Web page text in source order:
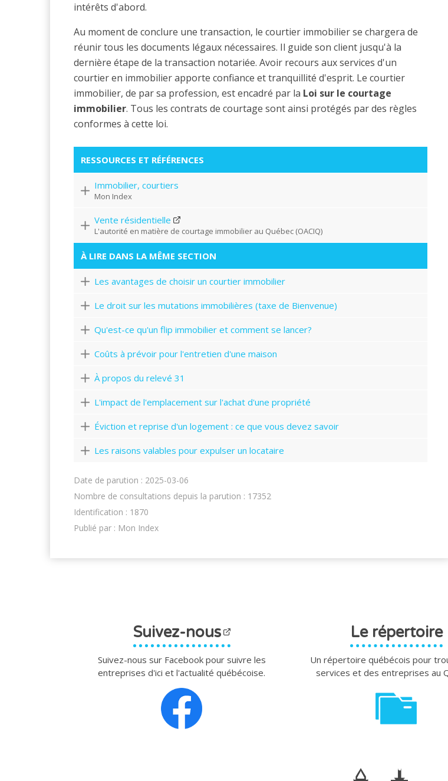
intérêts d'abord.
Au moment de conclure une transaction, le courtier immobilier se chargera de
réunir tous les documents légaux nécessaires. Il guide son client jusqu'à la
dernière étape de la transaction notariée. Avoir recours aux services d'un
courtier en immobilier apporte confiance et tranquillité d'esprit. Le courtier
immobilier, de par sa profession, est encadré par la Loi sur le courtage
immobilier. Tous les contrats de courtage sont ainsi protégés par des règles
conformes à cette loi.
RESSOURCES ET RÉFÉRENCES
Immobilier, courtiers
Mon Index
Vente résidentielle
L'autorité en matière de courtage immobilier au Québec (OACIQ)
À LIRE DANS LA MÊME SECTION
Les avantages de choisir un courtier immobilier
Le droit sur les mutations immobilières (taxe de Bienvenue)
Qu'est-ce qu'un flip immobilier et comment se lancer?
Coûts à prévoir pour l'entretien d'une maison
À propos du relevé 31
L'impact de l'emplacement sur l'achat d'une propriété
Éviction et reprise d'un logement : ce que vous devez savoir
Les raisons valables pour expulser un locataire
Date de parution : 2025-03-06
Nombre de consultations depuis la parution : 17352
Identification : 1870
Publié par : Mon Index
Suivez-nous
Suivez-nous sur Facebook pour suivre les
entreprises d'ici et l'actualité québécoise.
Le répertoire
Un répertoire québécois pour
services et des entreprises au